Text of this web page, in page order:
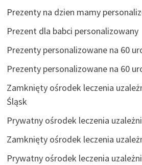
Prezenty na dzien mamy
Prezent dla babci personalizowany
Prezenty personalizowane na 60
Prezenty personalizowane na 60
Zamknięty ośrodek leczenia
Śląsk
Prywatny ośrodek leczenia
Zamknięty ośrodek leczenia
Prywatny ośrodek leczenia